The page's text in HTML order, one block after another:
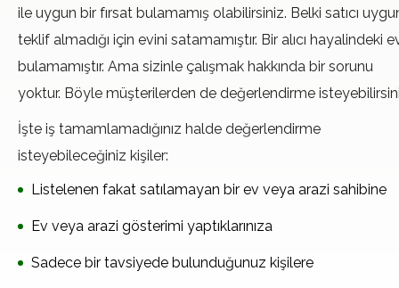
ile uygun bir fırsat bulamamış olabilirsiniz. Belki satıcı
teklif almadığı için evini satamamıştır. Bir alıcı hayalindeki
bulamamıştır. Ama sizinle çalışmak hakkında bir sorunu
yoktur. Böyle müşterilerden de değerlendirme
İşte iş tamamlamadığınız halde değerlendirme
isteyebileceğiniz kişiler:
Listelenen fakat satılamayan bir ev veya arazi sahibine
Ev veya arazi gösterimi yaptıklarınıza
Sadece bir tavsiyede bulunduğunuz kişilere